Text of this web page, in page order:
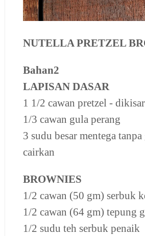
NUTELLA PRETZEL
Bahan2
LAPISAN DASAR
1 1/2 cawan pretzel - dikisar
1/3 cawan gula perang
3 sudu besar mentega
cairkan
BROWNIES
1/2 cawan (50 gm) serbuk
1/2 cawan (64 gm) tepung
1/2 sudu teh serbuk penaik